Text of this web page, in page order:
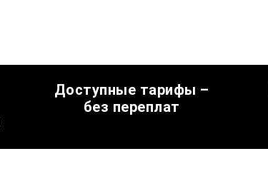
Доступные тарифы –
без переплат